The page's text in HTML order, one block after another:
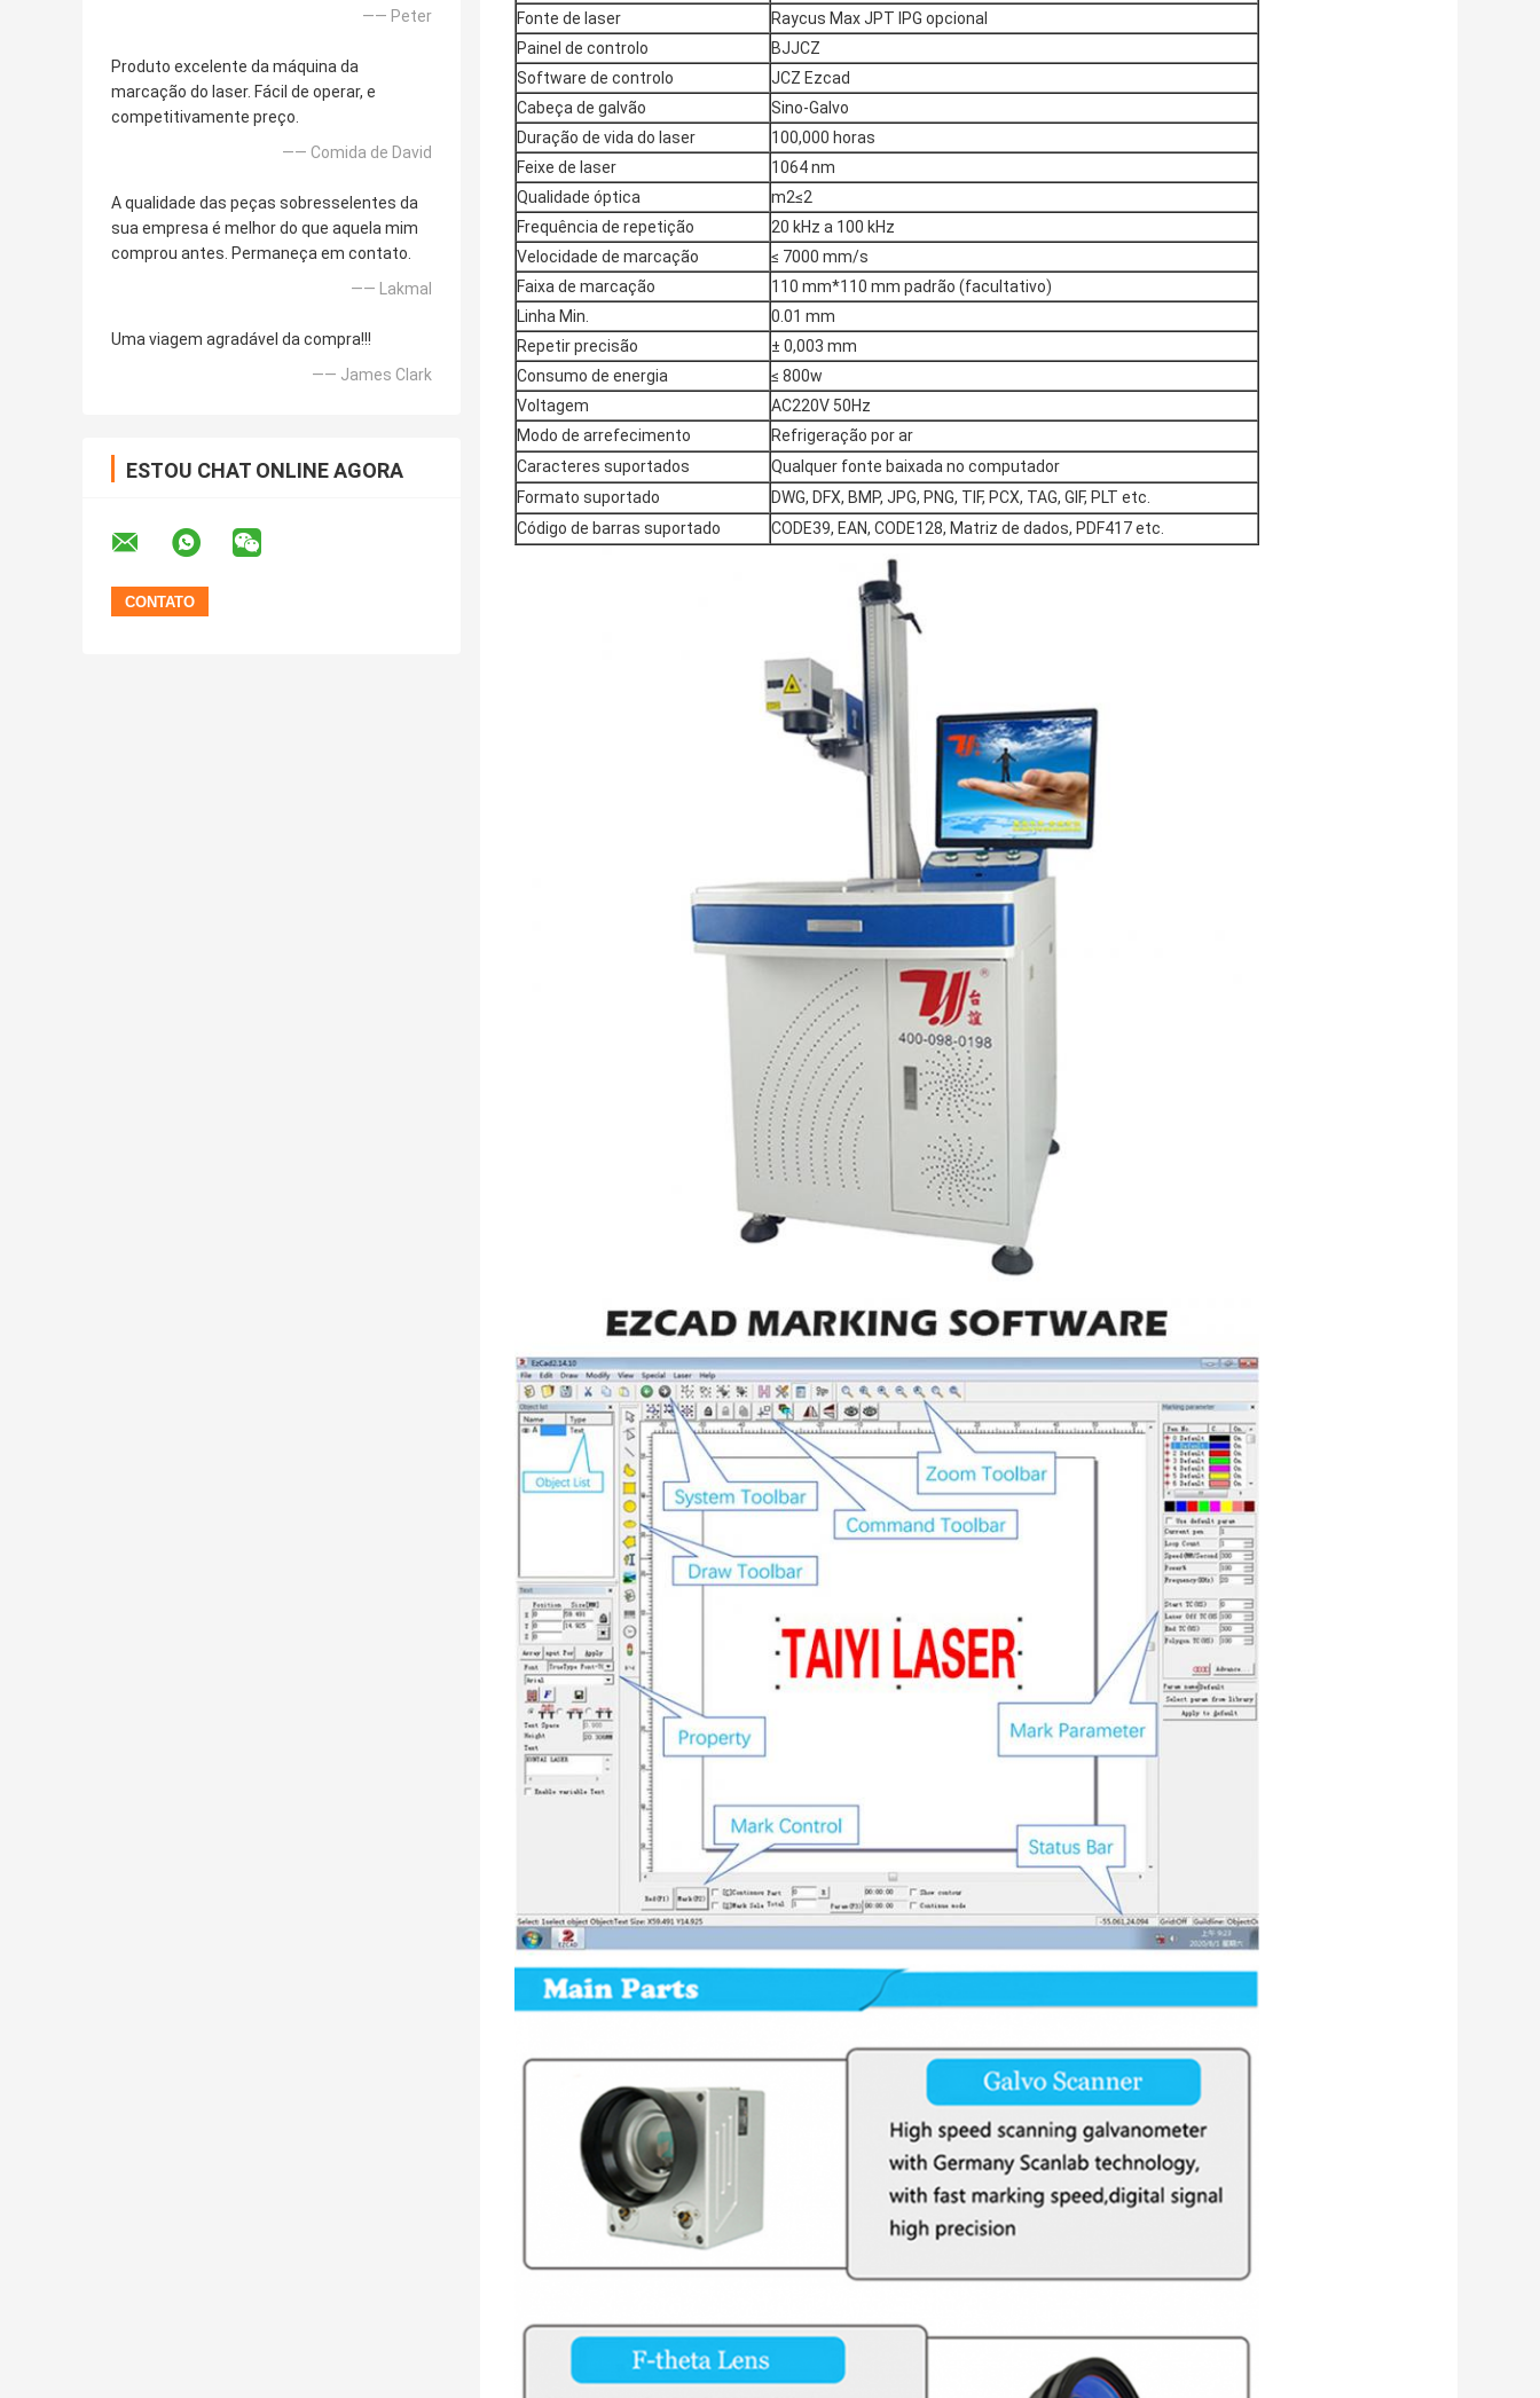
—— Peter
Produto excelente da máquina da
marcação do laser. Fácil de operar, e
competitivamente preço.
—— Comida de David
A qualidade das peças sobresselentes da
sua empresa é melhor do que aquela mim
comprou antes. Permaneça em contato.
—— Lakmal
Uma viagem agradável da compra!!!
—— James Clark
ESTOU CHAT ONLINE AGORA
Fonte de laser
Raycus Max JPT IPG opcional
Painel de controlo
BJJCZ
Software de controlo
JCZ Ezcad
Cabeça de galvão
Sino-Galvo
Duração de vida do laser
100,000 horas
Feixe de laser
1064 nm
Qualidade óptica
m2≤2
Frequência de repetição
20 kHz a 100 kHz
Velocidade de marcação
≤ 7000 mm/s
Faixa de marcação
110 mm*110 mm padrão (facultativo)
Linha Min.
0.01 mm
Repetir precisão
± 0,003 mm
Consumo de energia
≤ 800w
Voltagem
AC220V 50Hz
Modo de arrefecimento
Refrigeração por ar
Caracteres suportados
Qualquer fonte baixada no computador
Formato suportado
DWG, DFX, BMP, JPG, PNG, TIF, PCX, TAG, GIF, PLT etc.
Código de barras suportado
CODE39, EAN, CODE128, Matriz de dados, PDF417 etc.